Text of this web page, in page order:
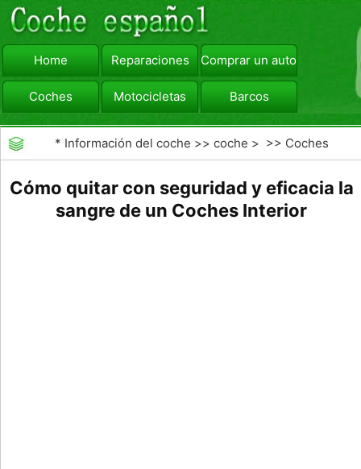
Home Reparaciones Comprar un automóvil
Coches Motocicletas Barcos
viajar Camiones
* Información del coche >>coche > >> Coches
Cómo quitar con seguridad y eficacia la
sangre de un Coches Interior